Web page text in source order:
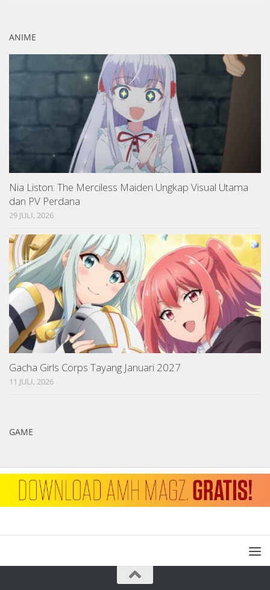
ANIME
Nia Liston: The Merciless Maiden Ungkap Visual Utama
dan PV Perdana
29 JULI, 2026
Gacha Girls Corps Tayang Januari 2027
11 JULI, 2026
GAME